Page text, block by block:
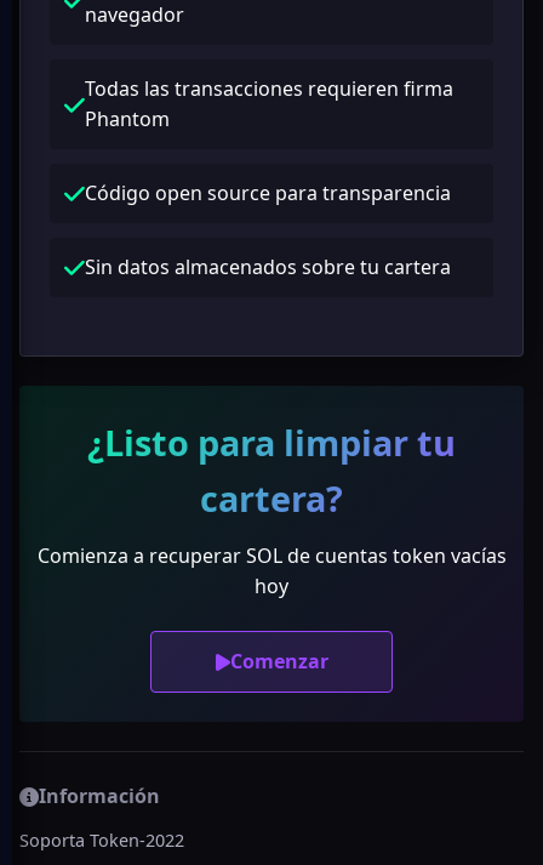
navegador
Todas las transacciones requieren firma
Phantom
Código open source para transparencia
Sin datos almacenados sobre tu cartera
¿Listo para limpiar tu
cartera?
Comienza a recuperar SOL de cuentas token vacías
hoy
Comenzar
Información
Soporta Token-2022